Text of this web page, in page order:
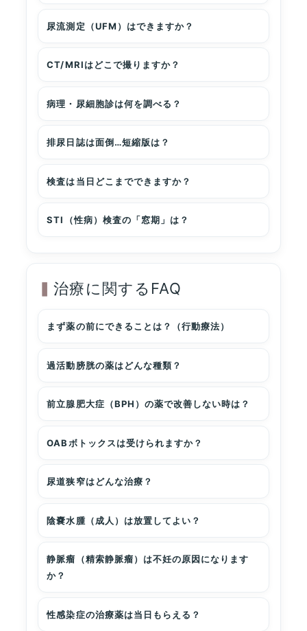
尿流測定（UFM）はできますか？
CT/MRIはどこで撮りますか？
病理・尿細胞診は何を調べる？
排尿日誌は面倒…短縮版は？
検査は当日どこまでできますか？
STI（性病）検査の「窓期」は？
治療に関するFAQ
まず薬の前にできることは？（行動療法）
過活動膀胱の薬はどんな種類？
前立腺肥大症（BPH）の薬で改善しない時は？
OABボトックスは受けられますか？
尿道狭窄はどんな治療？
陰嚢水腫（成人）は放置してよい？
静脈瘤（精索静脈瘤）は不妊の原因になります
か？
性感染症の治療薬は当日もらえる？